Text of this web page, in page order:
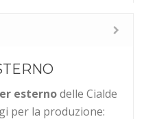
esternodelle Cialde
per la produzione: